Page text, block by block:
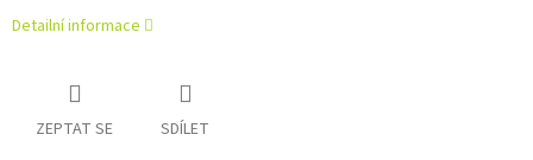
Detailní informace
ZEPTAT SE SDÍLET